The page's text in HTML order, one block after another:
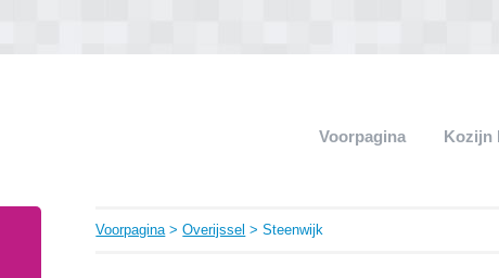
Voorpagina Kozijn
Voorpagina>Overijssel > Steenwijk